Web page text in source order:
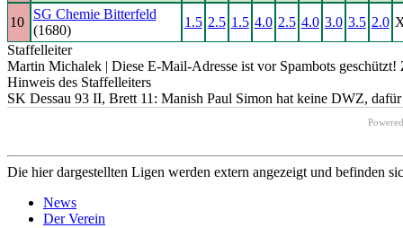
10
SG Chemie Bitterfeld
(1680)
1.5 2.5 1.5 4.0 2.5 4.0 3.0 3.5 2.0
Staffelleiter
Martin Michalek | Diese E-Mail-Adresse ist vor Spambots
Hinweis des Staffelleiters
SK Dessau 93 II, Brett 11: Manish Paul Simon hat keine DWZ,
Die hier dargestellten Ligen werden extern angezeigt und befinden
News
Der Verein